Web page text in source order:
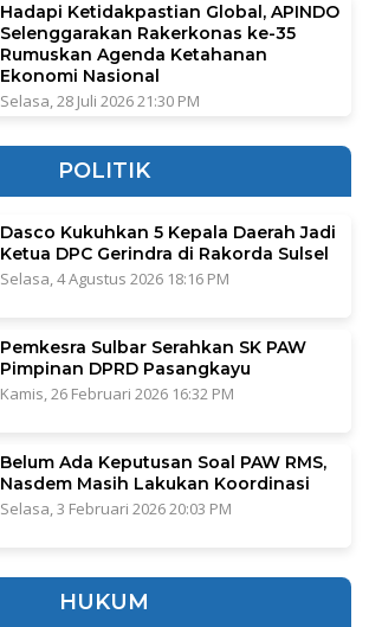
Hadapi Ketidakpastian Global, APINDO
Selenggarakan Rakerkonas ke-35
Rumuskan Agenda Ketahanan
Ekonomi Nasional
Selasa, 28 Juli 2026 21:30 PM
POLITIK
Dasco Kukuhkan 5 Kepala Daerah Jadi
Ketua DPC Gerindra di Rakorda Sulsel
Selasa, 4 Agustus 2026 18:16 PM
Pemkesra Sulbar Serahkan SK PAW
Pimpinan DPRD Pasangkayu
Kamis, 26 Februari 2026 16:32 PM
Belum Ada Keputusan Soal PAW RMS,
Nasdem Masih Lakukan Koordinasi
Selasa, 3 Februari 2026 20:03 PM
HUKUM